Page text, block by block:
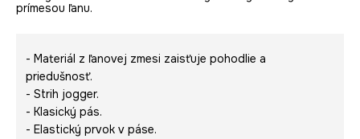
prímesou ľanu.
- Materiál z ľanovej zmesi zaisťuje pohodlie a
priedušnosť.
- Strih jogger.
- Klasický pás.
- Elastický prvok v páse.